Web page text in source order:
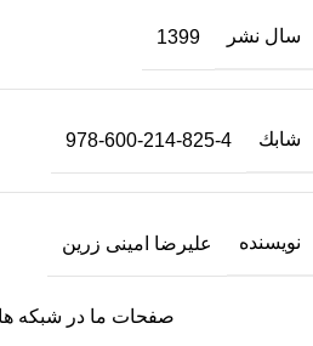
سال نشر 1399
شابك 978-600-214-825-4
نویسنده علیرضا امینی زرین
صفحات ما در شبکه